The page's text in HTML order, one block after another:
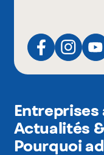
Actualités
Pourquoi